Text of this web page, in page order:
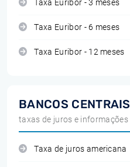
Taxa Euribor - 3 meses
Taxa Euribor - 6 meses
Taxa Euribor - 12 meses
BANCOS CENTRAIS
taxas de juros e informações
Taxa de juros americana